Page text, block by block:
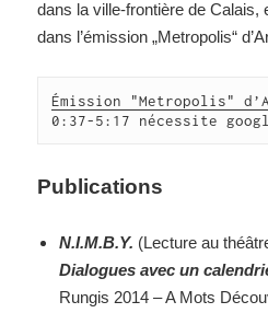
dans la ville-frontière de Calais,
dans l’émission „Metropolis“
Émission "Metropolis"
0:37-5:17 nécessite
Publications
N.I.M.B.Y. (Lecture au
Dialogues avec un
Rungis 2014 – A Mots